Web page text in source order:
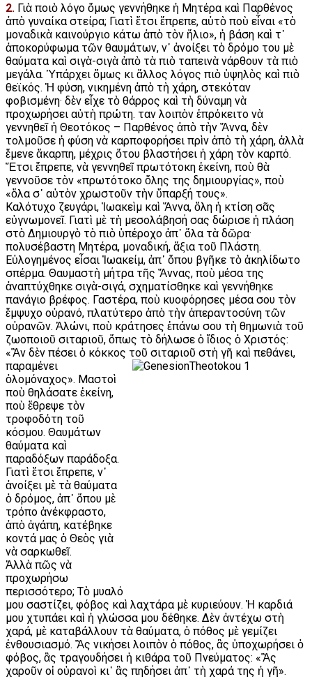
2. Γιὰ ποιὸ λόγο ὅμως γεννήθηκε ἡ Μητέρα καὶ Παρθένος
ἀπὸ γυναίκα στείρα; Γιατὶ ἔτσι ἔπρεπε, αὐτὸ ποὺ εἶναι «τὸ
μοναδικὰ καινούργιο κάτω ἀπὸ τὸν ἥλιο», ἡ βάση καὶ τ᾿
ἀποκορύφωμα τῶν θαυμάτων, ν᾿ ἀνοίξει τὸ δρόμο του μὲ
θαύματα καὶ σιγὰ-σιγὰ ἀπὸ τὰ πιὸ ταπεινὰ νάρθουν τὰ πιὸ
μεγάλα. Ὑπάρχει ὅμως κι ἄλλος λόγος πιὸ ὑψηλὸς καὶ πιὸ
θεϊκός. Ἡ φύση, νικημένη ἀπὸ τὴ χάρη, στεκόταν
φοβισμένη· δὲν εἶχε τὸ θάρρος καὶ τὴ δύναμη νὰ
προχωρήσει αὐτὴ πρώτη. Ὅταν λοιπὸν ἐπρόκειτο νὰ
γεννηθεῖ ἡ Θεοτόκος – Παρθένος ἀπὸ τὴν Ἄννα, δὲν
τολμοῦσε ἡ φύση νὰ καρποφορήσει πρὶν ἀπὸ τὴ χάρη, ἀλλὰ
ἔμενε ἄκαρπη, μέχρις ὅτου βλαστήσει ἡ χάρη τὸν καρπό.
Ἔτσι ἔπρεπε, νὰ γεννηθεῖ πρωτότοκη ἐκείνη, ποὺ θὰ
γεννοῦσε τὸν «πρωτότοκο ὅλης της δημιουργίας», ποὺ
«ὅλα σ᾿ αὐτὸν χρωστοῦν τὴν ὕπαρξή τους».
Καλότυχο ζευγάρι, Ἰωακεὶμ καὶ Ἄννα, ὅλη ἡ κτίση σᾶς
εὐγνωμονεῖ. Γιατὶ μὲ τὴ μεσολάβησή σας δώρισε ἡ πλάση
στὸ Δημιουργὸ τὸ πιὸ ὑπέροχο ἀπ᾿ ὅλα τὰ δῶρα·
πολυσέβαστη Μητέρα, μοναδική, ἄξια τοῦ Πλάστη.
Εὐλογημένος εἶσαι Ἰωακείμ, ἀπ᾿ ὅπου βγῆκε τὸ ἀκηλίδωτο
σπέρμα. Θαυμαστὴ μήτρα τῆς Ἄννας, ποὺ μέσα της
ἀναπτύχθηκε σιγὰ-σιγά, σχηματίσθηκε καὶ γεννήθηκε
πανάγιο βρέφος. Γαστέρα, ποὺ κυοφόρησες μέσα σου τὸν
ἔμψυχο οὐρανό, πλατύτερο ἀπὸ τὴν ἀπεραντοσύνη τῶν
οὐρανῶν. Ἁλώνι, ποὺ κράτησες ἐπάνω σου τὴ θημωνιὰ τοῦ
ζωοποιοῦ σιταριοῦ, ὅπως τὸ δήλωσε ὁ ἴδιος ὁ Χριστός:
«Ἂν δὲν πέσει ὁ κόκκος τοῦ σιταριοῦ στὴ γῆ καὶ πεθάνει,
παραμένει
ὁλομόναχος». Μαστοὶ
ποὺ θηλάσατε ἐκείνη,
ποὺ ἔθρεψε τὸν
τροφοδότη τοῦ
κόσμου. Θαυμάτων
θαύματα καὶ
παραδόξων παράδοξα.
Γιατὶ ἔτσι ἔπρεπε, ν᾿
ἀνοίξει μὲ τὰ θαύματα
ὁ δρόμος, ἀπ᾿ ὅπου μὲ
τρόπο ἀνέκφραστο,
ἀπὸ ἀγάπη, κατέβηκε
κοντά μας ὁ Θεὸς γιὰ
νὰ σαρκωθεῖ.
Ἀλλὰ πῶς νὰ
προχωρήσω
περισσότερο; Τὸ μυαλό
μου σαστίζει, φόβος καὶ λαχτάρα μὲ κυριεύουν. Ἡ καρδιά
μου χτυπάει καὶ ἡ γλώσσα μου δέθηκε. Δὲν ἀντέχω στὴ
χαρά, μὲ καταβάλλουν τὰ θαύματα, ὁ πόθος μὲ γεμίζει
ἐνθουσιασμό. Ἂς νικήσει λοιπὸν ὁ πόθος, ἂς ὑποχωρήσει ὁ
φόβος, ἂς τραγουδήσει ἡ κιθάρα τοῦ Πνεύματος: «Ἂς
χαροῦν οἱ οὐρανοὶ κι᾿ ἂς πηδήσει ἀπ᾿ τὴ χαρά της ἡ γῆ».